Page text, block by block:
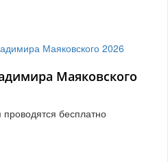
Маяковского
бесплатно